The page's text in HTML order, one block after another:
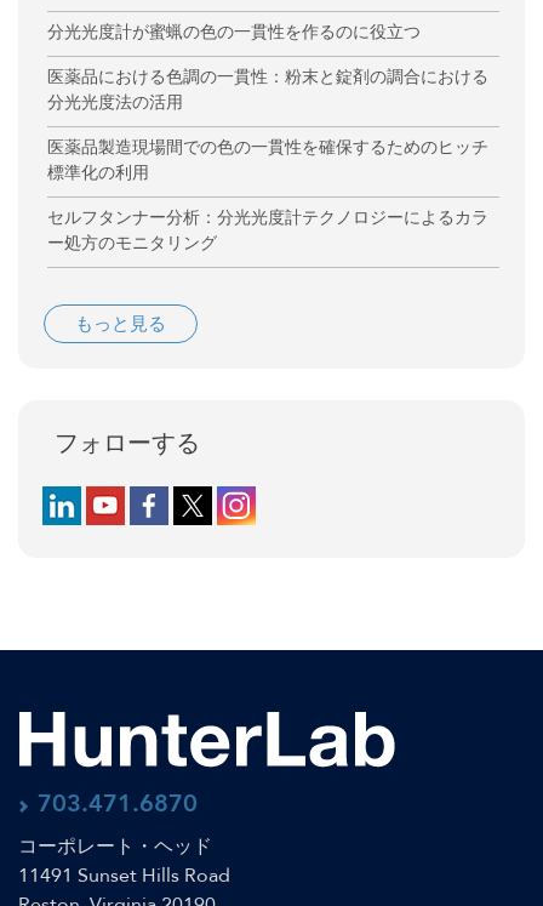
分光光度計が蜜蝋の色の一貫性を作るのに役立つ
医薬品における色調の一貫性：粉末と錠剤の調合における
分光光度法の活用
医薬品製造現場間での色の一貫性を確保するためのヒッチ
標準化の利用
セルフタンナー分析：分光光度計テクノロジーによるカラ
ー処方のモニタリング
もっと見る
フォローする
Follow us on LinkedIn
Follow us on YouTube
Follow us on Facebook
Follow us on X (formerly Twitter)
Follow us on Instagram
703.471.6870
コーポレート・ヘッド
11491 Sunset Hills Road